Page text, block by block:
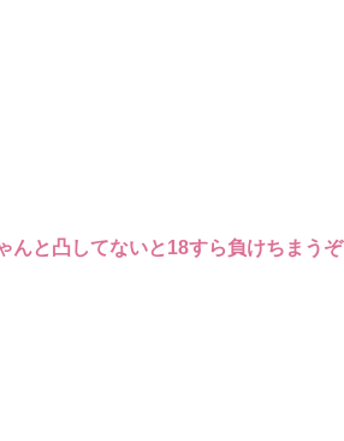
んと凸してないと18すら負けちまうぞ